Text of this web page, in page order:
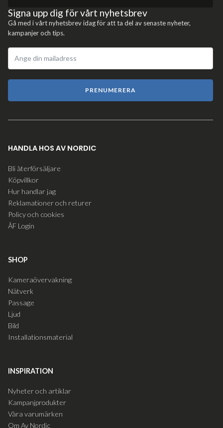
Signa upp dig för vårt nyhetsbrev
Gå med i vårt nyhetsbrev idag för att ta del av senaste nyheter,
kampanjer och tips.
PRENUMERERA
HANDLA HOS AV NORDIC
Bli återförsäljare
Köpvillkor
Hur handlar jag
Reklamationer och returer
Policy och cookies
ÅF Login
SHOP
Kameraövervakning
Nätverk
Passage
Ljud
Bild
Installationsmaterial
INSPIRATION
Nyheter och artiklar
Kampanjprodukter
Våra varumärken
Om Av Nordic